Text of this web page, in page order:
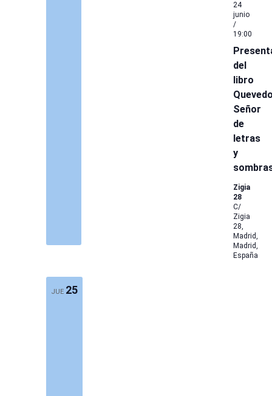
del
libro
Señor
de
letras
y
24
junio
/
19:00
Zigia
28
C/
Zigia
28,
Madrid,
Madrid,
España
JUE 25